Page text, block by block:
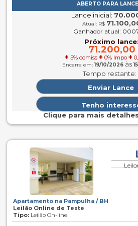
ABERTO PARA
Lance inicial:
Atual: R$
Ganhador atual:
Próximo lance:
71.200,00
+ 5% comiss + 0% Impo +
Encerra em: 19/10/2026às
Tempo restante:
Clique para mais
Apartamento na Pampulha / BH
Leilão Online de Teste
Tipo:Leilão On-line